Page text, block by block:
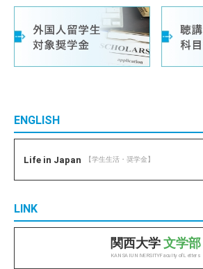
ENGLISH
Life in Japan 【学生生活・奨学金】
LINK
関西大学文学部
KANSAI UNIVERSITY Faculty of Letters